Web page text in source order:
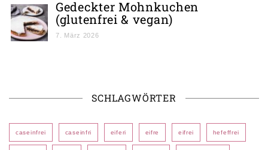
Gedeckter Mohnkuchen
(glutenfrei & vegan)
7. März 2026
SCHLAGWÖRTER
caseinfrei caseinfri eiferi eifre eifrei hefeffrei